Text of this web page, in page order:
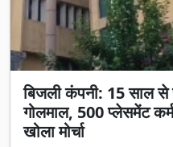
बिजली कंपनी: 15 साल
गोलमाल, 500 प्लेसमेंट
खोला मोर्चा